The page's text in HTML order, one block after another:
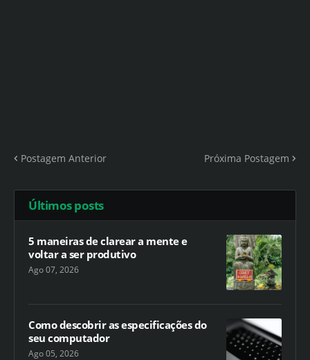
Postagem Anterior Próxima Postagem
Últimos posts
5 maneiras de clarear a mente e
voltar a ser produtivo
Ago 07, 2026
Como descobrir as especificações do
seu computador
Ago 05, 2026